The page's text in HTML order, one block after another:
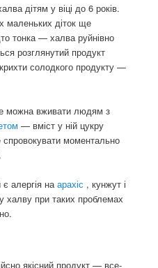
дітям у віці до 6 років.
маленьких діток ще
тонка — халва руйнівно
розглянутий продукт
солодкого продукту —
можна вживати людям з
— вміст у ній цукру
моментально
алергія наарахіс , кунжут і
халву при таких проблемах
якісний продукт — все-